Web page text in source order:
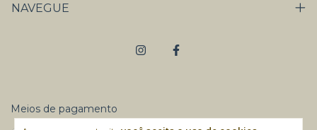
NAVEGUE
Meios de pagamento